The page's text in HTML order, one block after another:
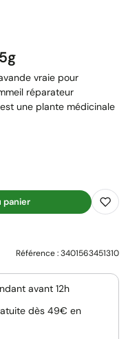
vraie pour
réparateur
une plante médicinale
panier
Référence :3401563451310
avant 12h
dès 49€ en